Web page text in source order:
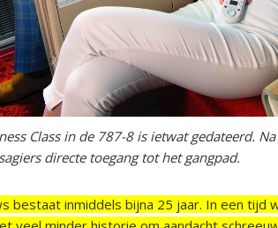
Class in de 787-8 is ietwat gedateerd.
directe toegang tot het gangpad.
bestaat inmiddels bijna 25 jaar. In een tijd